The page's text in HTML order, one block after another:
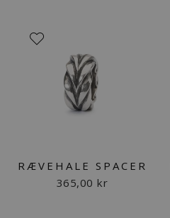
RÆVEHALE SPACER
365,00 kr